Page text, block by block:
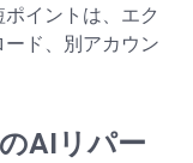
イントは、エク
ド、別アカウン
AIリパー